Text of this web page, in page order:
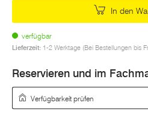
In den
verfügbar
Lieferzeit: 1-2 Werktage (Bei Bestellungen bis
Reservieren und im